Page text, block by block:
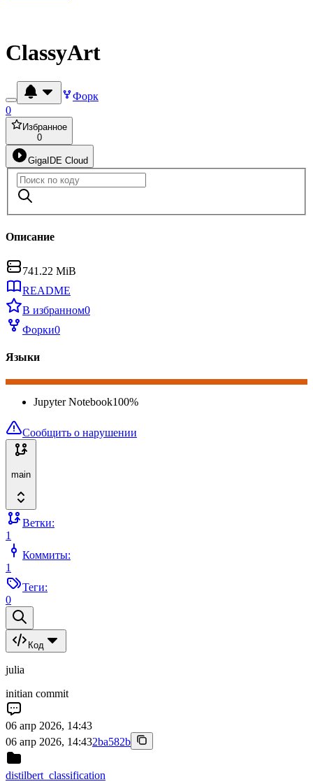
ClassyArt
Форк
0
Избранное
0
GigaIDE Cloud
Описание
741.22 MiB
README
В избранном0
Форки0
Языки
Jupyter Notebook100%
Сообщить о нарушении
main
Ветки:
1
Коммиты:
1
Теги:
0
Код
julia
initian commit
06 апр 2026, 14:43
06 апр 2026, 14:432ba582b
distilbert_classification